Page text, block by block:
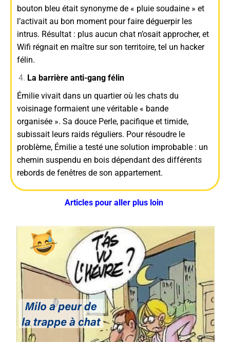
bouton bleu était synonyme de « pluie soudaine » et
l’activait au bon moment pour faire déguerpir les
intrus. Résultat : plus aucun chat n’osait approcher, et
Wifi régnait en maître sur son territoire, tel un hacker
félin.
La barrière anti-gang félin
Émilie vivait dans un quartier où les chats du
voisinage formaient une véritable « bande
organisée ». Sa douce Perle, pacifique et timide,
subissait leurs raids réguliers. Pour résoudre le
problème, Émilie a testé une solution improbable : un
chemin suspendu en bois dépendant des différents
rebords de fenêtres de son appartement.
Articles pour aller plus loin